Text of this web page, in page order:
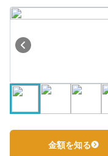
金額を知る